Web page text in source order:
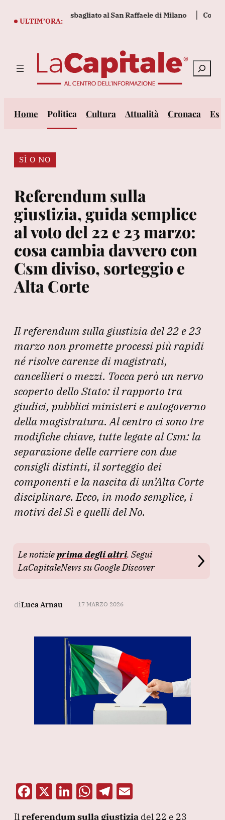
ULTIM’ORA:
l'embrione sbagliato al San Raffaele di Milano
Cerca
Home Politica Cultura Attualità Cronaca
SÌ O NO
Referendum sulla
giustizia, guida semplice
al voto del 22 e 23 marzo:
cosa cambia davvero con
Csm diviso, sorteggio e
Alta Corte
Il referendum sulla giustizia del 22 e 23
marzo non promette processi più rapidi
né risolve carenze di magistrati,
cancellieri o mezzi. Tocca però un nervo
scoperto dello Stato: il rapporto tra
giudici, pubblici ministeri e autogoverno
della magistratura. Al centro ci sono tre
modifiche chiave, tutte legate al Csm: la
separazione delle carriere con due
consigli distinti, il sorteggio dei
componenti e la nascita di un’Alta Corte
disciplinare. Ecco, in modo semplice, i
motivi del Sì e quelli del No.
Le notizieprima degli altri. Segui
LaCapitaleNews su Google Discover
diLuca Arnau 17 MARZO 2026
F X Li W T
Il referendum sulla giustizia del 22 e 23